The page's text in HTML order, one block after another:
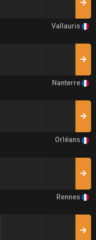
Vallauris
Nanterre
Orléans
Rennes